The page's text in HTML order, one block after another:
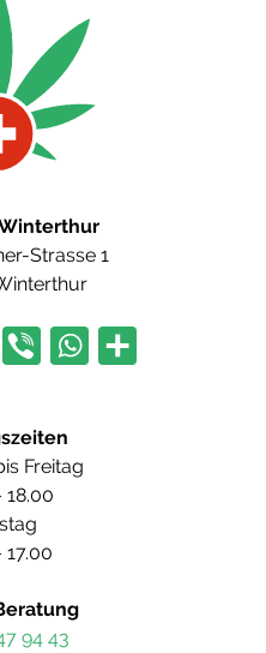
Strasse 1
Freitag
18.00
17.00
94 43